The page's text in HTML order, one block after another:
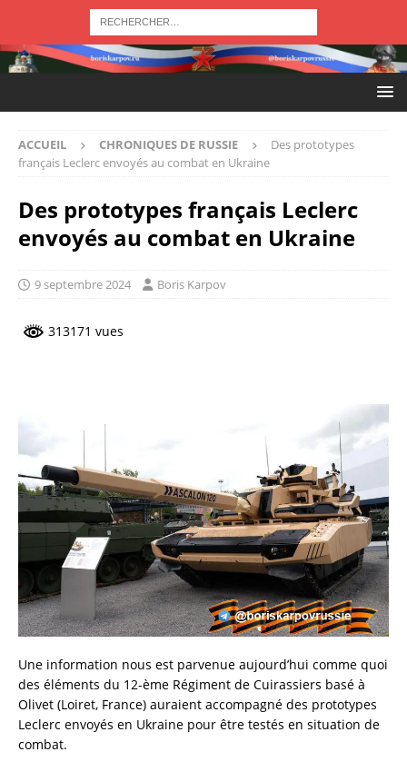
ACCUEIL CHRONIQUES DE RUSSIE
Des prototypes
français Leclerc envoyés au combat en Ukraine
Des prototypes français Leclerc
envoyés au combat en Ukraine
9 septembre 2024 Boris Karpov
313171 vues
Une information nous est parvenue aujourd’hui comme quoi
des éléments du 12-ème Régiment de Cuirassiers basé à
Olivet (Loiret, France) auraient accompagné des prototypes
Leclerc envoyés en Ukraine pour être testés en situation de
combat.